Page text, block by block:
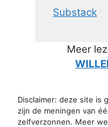
Substack
Meer
Disclaimer: deze site is
zijn de meningen van
zelfverzonnen. Meer